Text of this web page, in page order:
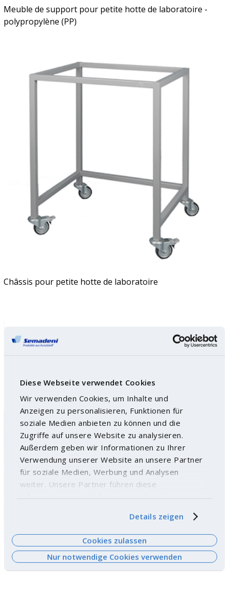
Diese Webseite verwendet Cookies
Wir verwenden Cookies, um Inhalte und
Anzeigen zu personalisieren, Funktionen für
soziale Medien anbieten zu können und die
Zugriffe auf unsere Website zu analysieren.
Außerdem geben wir Informationen zu Ihrer
Verwendung unserer Website an unsere Partner
für soziale Medien, Werbung und Analysen
weiter. Unsere Partner führen diese
Informationen möglicherweise mit weiteren
haben oder die sie im Rahmen Ihrer Nutzung der
Dienste gesammelt haben. Weitere
Informationen finden Siehier.
Details zeigen
Cookies zulassen
Nur notwendige Cookies verwenden
Meuble de support pour petite hotte de laboratoire -
polypropylène (PP)
Châssis pour petite hotte de laboratoire
Petit ventilateur